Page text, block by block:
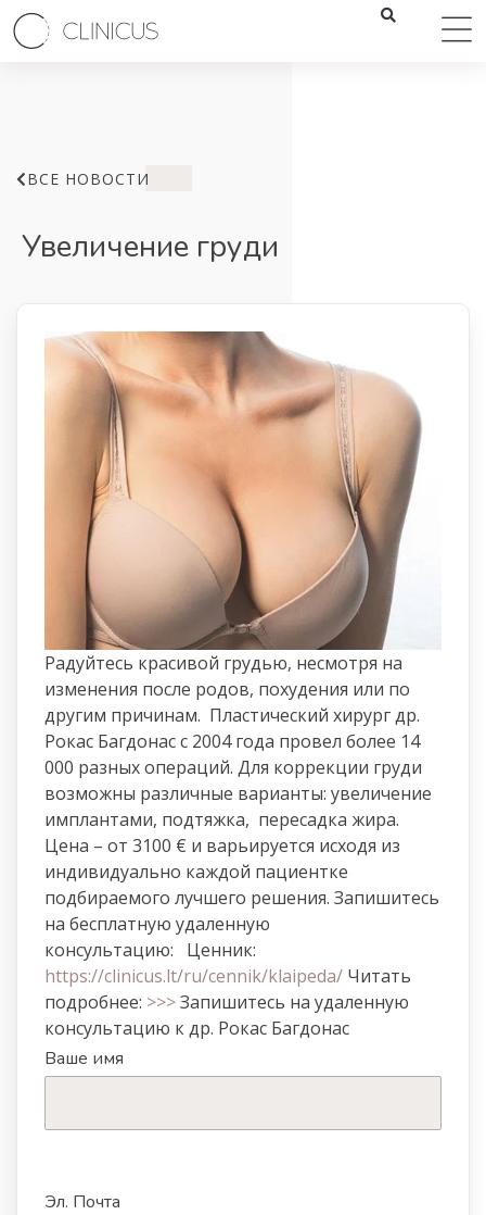
ВСЕ НОВОСТИ
Увеличение груди
Радуйтесь красивой грудью, несмотря на
изменения после родов, похудения или по
другим причинам. Пластический хирург др.
Рокас Багдонас с 2004 года провел более 14
000 разных операций. Для коррекции груди
возможны различные варианты: увеличение
имплантами, подтяжка, пересадка жира.
Цена – от 3100 € и варьируется исходя из
индивидуально каждой пациентке
подбираемого лучшего решения. Запишитесь
на бесплатную удаленную
консультацию:
Ценник:
https://clinicus.lt/ru/cennik/klaipeda/ Читать
подробнее: >>>Запишитесь на удаленную
консультацию к др. Рокас Багдонас
Ваше имя
Эл. Почта